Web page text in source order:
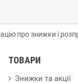
про знижки і
ТОВАРИ
Знижки та акції